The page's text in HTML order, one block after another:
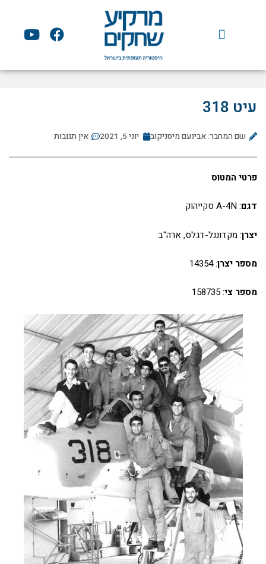
F
a
e
k
Y
o
t
עיט 318
שם המחבר: אבינעם מיסניקוב יוני 5, 2021 אין תגובות
פרטי המטוס
דגם: A-4N סקייהוק
יצרן: מקדוננל-דגלס, ארה"ב
מספר יצרן: 14354
מספר צי: 158735